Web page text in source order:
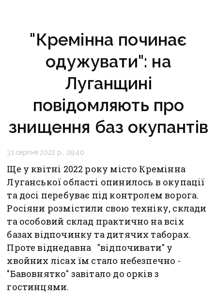
"Кремінна починає
одужувати": на
Луганщині
повідомляють про
знищення баз окупантів
31 серпня 2022 р., 09:40
Ще у квітні 2022 року місто Кремінна
Луганської області опинилось в окупації
та досі перебуває під контролем ворога.
Росіяни розмістили свою техніку, склади
та особовий склад практично на всіх
базах відпочинку та дитячих таборах.
Проте віднедавна "відпочивати" у
хвойних лісах їм стало небезпечно -
"Бавовнятко" завітало до орків з
гостинцями.